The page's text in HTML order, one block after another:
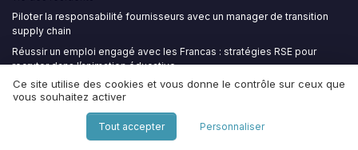
Piloter la responsabilité fournisseurs avec un manager de transition
supply chain
Réussir un emploi engagé avec les Francas : stratégies RSE pour
recruter dans l’animation éducative
Quelle différence entre société à mission et mutuelle ?
carbone' exposent les entreprises au tribunal
Ce site utilise des cookies et vous donne le contrôle sur ceux que
vous souhaitez activer
Tout accepter Personnaliser